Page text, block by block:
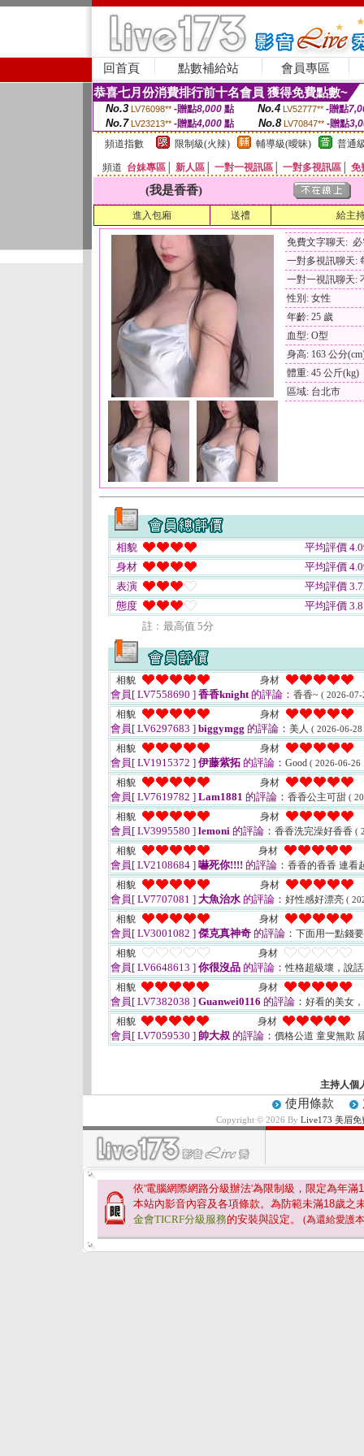
回首頁 點數補給站 會員專區
恭喜七月份消費排行前十名會員 獲得免費點數~
No.3 LV76098** -贈點8,000點 No.4 LV52777** -贈點
No.7 LV23213** -贈點4,000 點 No.8 LV70847** -贈點
頻道指數
限制級(火辣) 輔導級(曖昧) 普通
頻道 台妹專區 新人區 一對一視訊區 一對多視訊區 免
(我是香香)
進入包廂 送禮 給主
免費文字聊天:
一對多視訊聊天:
一對一視訊聊天:
性別: 女性
年齡: 25 歲
血型: O型
身高: 163 公分
體重: 45 公斤(kg)
區域: 台北市
相貌
平均評價
身材
平均評價
表演
平均評價
態度
平均評價
註﹕最高值 5分
相貌 身材
會員[ LV7558690 ] 香香knight的評論： 香香~ ( 2026-
相貌 身材
會員[ LV6297683 ] biggymgg 的評論： 美人 ( 2026-06-
相貌 身材
會員[ LV1915372 ] 伊藤紫拓 的評論： Good ( 2026-06-26
相貌 身材
會員[ LV7619782 ] Lam1881 的評論： 香香公主可甜 (
相貌 身材
會員[ LV3995580 ] lemoni 的評論： 香香洗完澡好香香 (
相貌 身材
會員[ LV2108684 ] 嚇死你!!!! 的評論： 香香的香香 連看
相貌
身材
會員[ LV7707081 ] 大魚治水 的評論： 好性感好漂亮 (
相貌 身材
會員[ LV3001082 ] 傑克真神奇 的評論： 下面用一點錢
相貌
身材
會員[ LV6648613 ] 你很沒品 的評論：性格超級壞，說
相貌
身材
會員[ LV7382038 ] Guanwei0116 的評論： 好看的美女
相貌
身材
會員[ LV7059530 ] 帥大叔 的評論： 價格公道 童叟無欺
主持人個
使用條款
Copyright © 2026 By Live173 美眉
依'電腦網際網路分級辦法'為限制級，限定為年滿
本站內影音內容及各項條款。為防範未滿18歲之
金會TICRF分級服務的安裝與設定。 (為還給愛護